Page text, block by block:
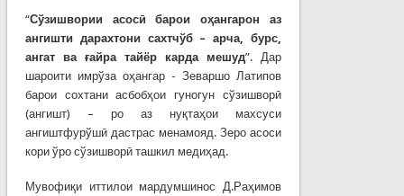
“Сўзишвории асосӣ барои оҳангарон аз
ангишти дарахтони сахтчўб – арча, бурс,
ангат ва ғайра тайёр карда мешуд”. Дар
шароити имрўза оҳангар - Зеваршо Латипов
барои сохтани асбобҳои гуногун сўзишворӣ
(ангишт) – ро аз нуқтаҳои махсуси
ангиштфурўшӣ дастрас менамояд. Зеро асоси
кори ўро сўзишворӣ ташкил медиҳад.
Мувофиқи иттилои мардумшинос Д.Раҳимов